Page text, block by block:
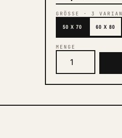
GRÖSSE ·3
50 X 70 60 X 80
MENGE